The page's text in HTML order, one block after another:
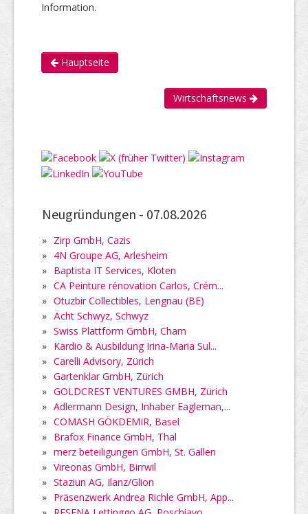
Information.
Hauptseite
Wirtschaftsnews
Neugründungen - 07.08.2026
» Zirp GmbH, Cazis
» 4N Groupe AG, Arlesheim
» Baptista IT Services, Kloten
» CA Peinture rénovation Carlos, Crém...
» Otuzbir Collectibles, Lengnau (BE)
» Ächt Schwyz, Schwyz
» Swiss Plattform GmbH, Cham
» Kardio & Ausbildung Irina-Maria Sul...
» Carelli Advisory, Zürich
» Gartenklar GmbH, Zürich
» GOLDCREST VENTURES GMBH, Zürich
» Adlermann Design, Inhaber Eagleman,...
» COMASH GÖKDEMIR, Basel
» Brafox Finance GmbH, Thal
» merz beteiligungen GmbH, St. Gallen
» Vireonas GmbH, Birrwil
» Staziun AG, Ilanz/Glion
» Präsenzwerk Andrea Richle GmbH, App...